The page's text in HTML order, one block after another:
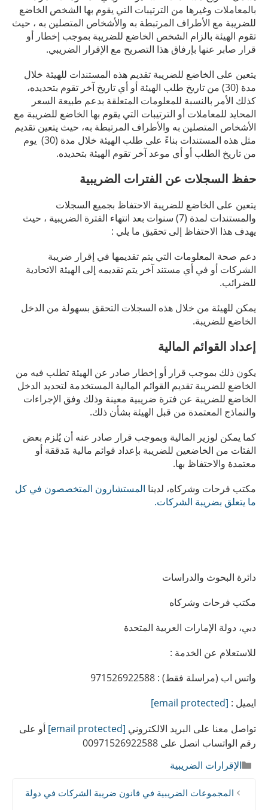
بالمعاملات وغيرها من الترتيبات التي يقوم بها الشخص الخاضع
للضريبة مع الأطراف المرتبطة به والأشخاص المتصلين به ، حيث
تقوم الهيئة بالزام الشخص الخاضع للضريبة بموجب إخطار أو
قرار صابر عنها بإرفاق هذا التصريح مع الإقرار الضريبي.
يتعين على الخاضع للضريبة تقديم هذه المستندات للهيئة خلال
مدة (30) من تاريخ طلب الهيئة أو أي تاريخ آخر تقوم بتحديده،
كذلك الأمر بالنسبة للمعلومات المتعلقة بدعم طبيعة السعر
المحايد للمعاملات أو الترتيبات التي يقوم بها الخاضع للضريبة مع
الأشخاص المتصلين به والأطراف المرتبطة به، حيث يتعين تقديم
مثل هذه المستندات بناءً على طلب الهيئة خلال مدة (30) يوم
من تاريخ الطلب أو أي موعد آخر تقوم الهيئة بتحديده.
حفظ السجلات عن الفترات الضريبية
يتعين على الخاضع للضريبة الاحتفاظ بجميع السجلات
والمستندات لمدة (7) سنوات بعد انتهاء الفترة الضريبية ، حيث
يهدف هذا الاحتفاظ إلى تحقيق ما يلي :
دعم صحة المعلومات التي يتم تقديمها في إقرار ضريبة
الشركات أو في أي مستند آخر يتم تقديمه إلى الهيئة الاتحادية
للضرائب.
يمكن للهيئة من خلال هذه السجلات التحقق بسهولة من الدخل
الخاضع للضريبة.
إعداد القوائم المالية
يكون ذلك بموجب قرار أو إخطار صادر عن الهيئة تطلب فيه من
الخاضع للضريبة تقديم القوائم المالية المستخدمة لتحديد الدخل
الخاضع للضريبة عن فترة ضريبية معينة وذلك وفق الإجراءات
والنماذج المعتمدة من قبل الهيئة بشأن ذلك.
كما يمكن لوزير المالية وبموجب قرار صادر عنه أن يُلزم بعض
الفئات من الخاضعين للضريبة بإعداد قوائم مالية مًدققة أو
معتمدة والاحتفاظ بها.
مكتب فرحات وشركاه، لدينا المستشارون المتخصصون في كل
ما يتعلق بضريبة الشركات.
دائرة البحوث والدراسات
مكتب فرحات وشركاه
دبي، دولة الإمارات العربية المتحدة
للاستعلام عن الخدمة :
واتس اب (مراسلة فقط) : 971526922588
ايميل : [email protected]
تواصل معنا على البريد الالكتروني [email protected]
أو على
رقم الواتساب اتصل على 00971526922588
التصنيفات
الإقرارات الضريبية
المجموعات الضريبية في قانون ضريبة الشركات في دولة